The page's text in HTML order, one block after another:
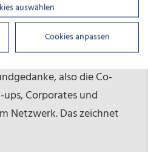
ein Ansprechpartner auf
sind alle Fragen rund um
also die Co-
Corporates und
Netzwerk. Das zeichnet
auswählen
Cookies anpassen